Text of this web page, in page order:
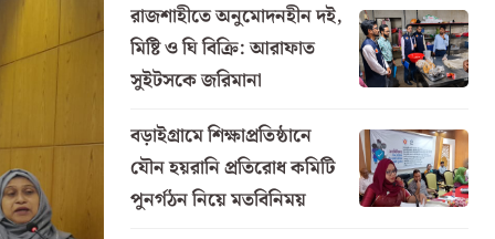
রাজশাহীতে অনুমোদনহীন দই,
মিষ্টি ও ঘি বিক্রি: আরাফাত
সুইটসকে জরিমানা
বড়াইগ্রামে শিক্ষাপ্রতিষ্ঠানে
যৌন হয়রানি প্রতিরোধ কমিটি
পুনর্গঠন নিয়ে মতবিনিময়